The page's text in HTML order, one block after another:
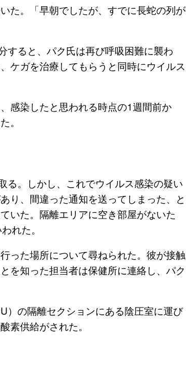
た。「早朝でしたが、すでに長蛇の列が
すると、パク氏は再び呼吸困難に襲わ
ケガを治療してもらうと同時にウイルス
感染したと思われる時点の1週間前か
。
る。しかし、これでウイルス感染の疑い
り、間違った通知を送ってしまった、と
いた。隔離エリアに空き部屋がないた
れた。
った場所について尋ねられた。彼が接触
を知った担当者は保健所に連絡し、パク
）の隔離セクションにある陰圧室に運び
素供給がされた。